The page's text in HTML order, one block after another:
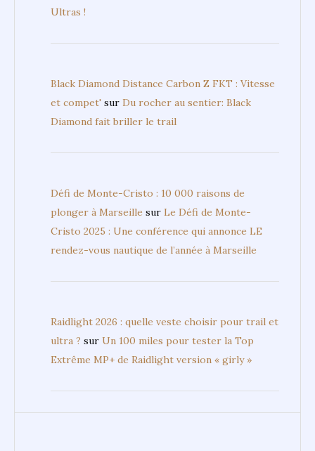
Ultras !
Black Diamond Distance Carbon Z FKT : Vitesse
et compet' sur Du rocher au sentier: Black
Diamond fait briller le trail
Défi de Monte-Cristo : 10 000 raisons de
plonger à Marseille sur Le Défi de Monte-
Cristo 2025 : Une conférence qui annonce LE
rendez-vous nautique de l’année à Marseille
Raidlight 2026 : quelle veste choisir pour trail et
ultra ? sur Un 100 miles pour tester la Top
Extrême MP+ de Raidlight version « girly »